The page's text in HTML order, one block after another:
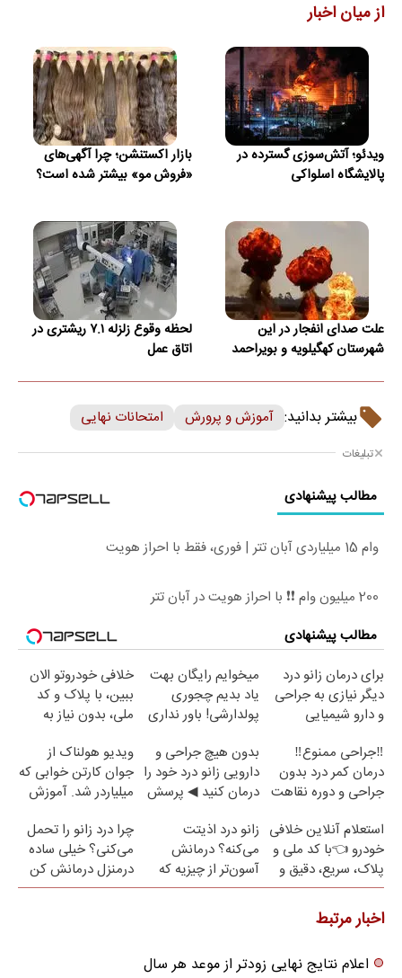
از میان اخبار
ویدئو؛ آتش‌سوزی گسترده در
پالایشگاه اسلواکی
بازار اکستنشن؛ چرا آگهی‌های
«فروش مو» بیشتر شده است؟
علت صدای انفجار در این
شهرستان کهگیلویه و بویراحمد
لحظه وقوع زلزله ۷.۱ ریشتری در
اتاق عمل
بیشتر بدانید: آموزش و پرورش امتحانات نهایی
تبلیغات
مطالب پیشنهادی
وام 15 میلیاردی آبان تتر | فوری، فقط با احراز هویت
200 میلیون وام ❗❗ با احراز هویت در آبان تتر
مطالب پیشنهادی
برای درمان زانو درد
دیگر نیازی به جراحی
و دارو شیمیایی
میخوایم رایگان بهت
یاد بدیم چجوری
پولدارشی! باور نداری
خلافی خودروتو الان
ببین، با پلاک و کد
ملی، بدون نیاز به
‼️جراحی ممنوع‼️
درمان کمر درد بدون
جراحی و دوره نقاهت
بدون هیچ جراحی و
دارویی زانو درد خود را
درمان کنید ◀ پرسش
ویدیو هولناک از
جوان کارتن خوابی که
میلیاردر شد. آموزش
استعلام آنلاین خلافی
خودرو 👈با کد ملی و
پلاک، سریع، دقیق و
بدون معطلی
زانو درد اذیتت
می‌کنه؟ درمانش
آسون‌تر از چیزیه که
فکر
چرا درد زانو را تحمل
می‌کنی؟ خیلی ساده
درمنزل درمانش کن
اخبار مرتبط
اعلام نتایج نهایی زودتر از موعد هر سال